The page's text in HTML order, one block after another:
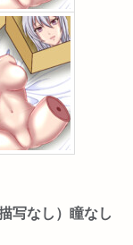
写なし）瞳なし